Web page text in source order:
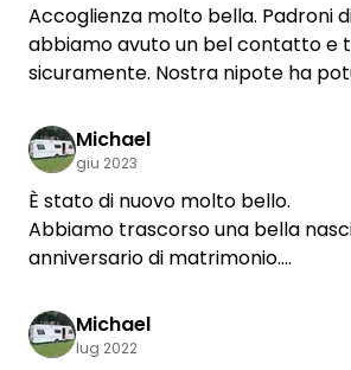
Ci piacerebbe tornare :-)
Accoglienza molto bella. Padroni
abbiamo avuto un bel contatto e
sicuramente. Nostra nipote ha
immediato in caso di puntura di
ci sono stati consegnati al mattino
gustosi. A presto. Lg
Michael
giu 2023
È stato di nuovo molto bello.
Abbiamo trascorso una bella
anniversario di matrimonio.
Torneremo sicuramente.
Michael
lug 2022